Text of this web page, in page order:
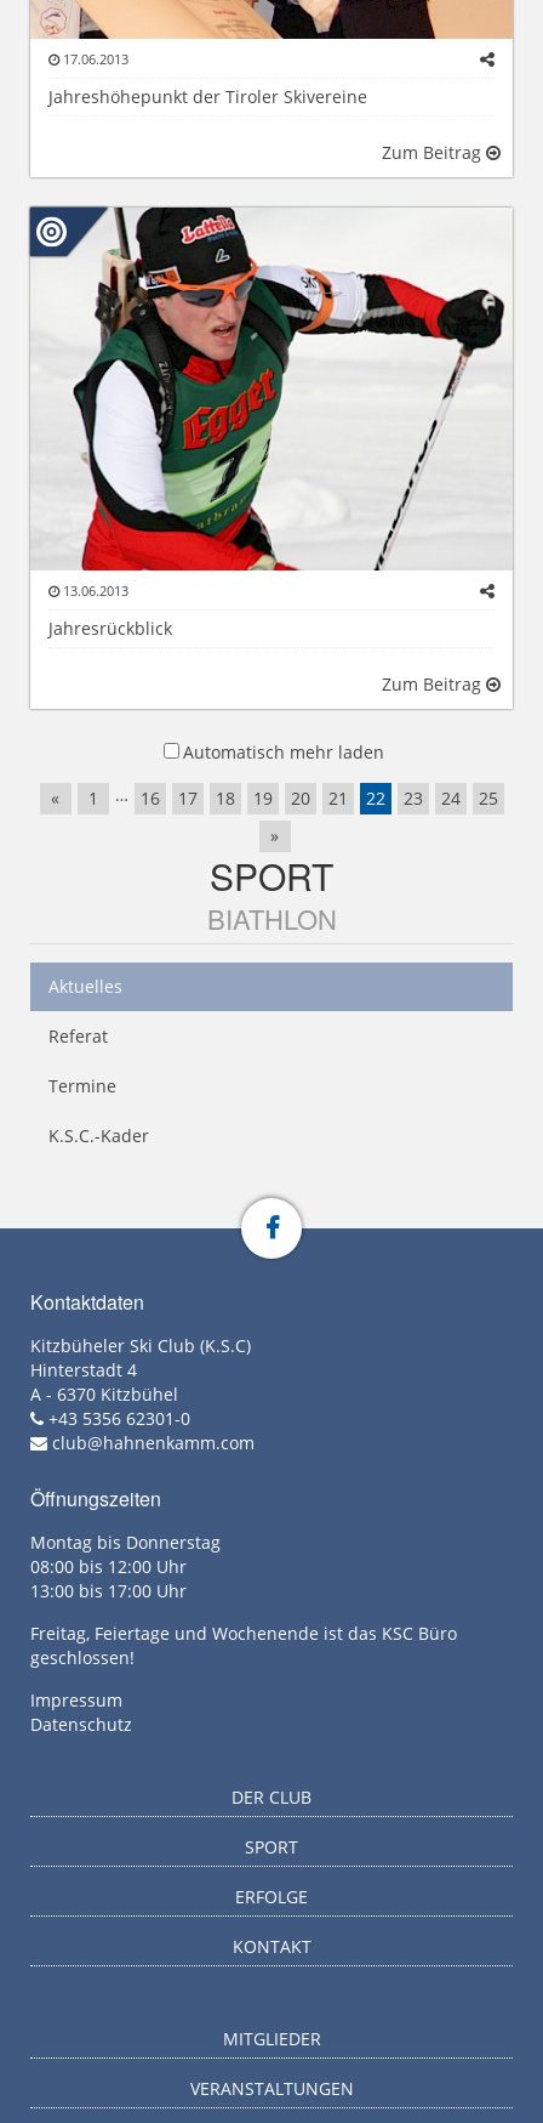
17.06.2013
Jahreshöhepunkt der Tiroler Skivereine
Zum Beitrag
13.06.2013
Jahresrückblick
Zum Beitrag
Automatisch mehr laden
«
1 … 16 17 18 19 20 21 22 23 24
25
»
SPORT
BIATHLON
Aktuelles
Referat
Termine
K.S.C.-Kader
Kontaktdaten
Kitzbüheler Ski Club (K.S.C)
Hinterstadt 4
A - 6370 Kitzbühel
+43 5356 62301-0
club@hahnenkamm.com
Öffnungszeiten
Montag bis Donnerstag
08:00 bis 12:00 Uhr
13:00 bis 17:00 Uhr
Freitag, Feiertage und Wochenende ist das KSC Büro
geschlossen!
Impressum
Datenschutz
DER CLUB
SPORT
ERFOLGE
KONTAKT
MITGLIEDER
VERANSTALTUNGEN